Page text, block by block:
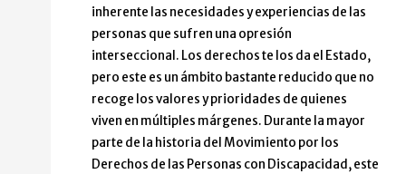
inherente las necesidades y experiencias de las
personas que sufren una opresión
interseccional. Los derechos te los da el Estado,
pero este es un ámbito bastante reducido que no
recoge los valores y prioridades de quienes
viven en múltiples márgenes. Durante la mayor
parte de la historia del Movimiento por los
Derechos de las Personas con Discapacidad, este